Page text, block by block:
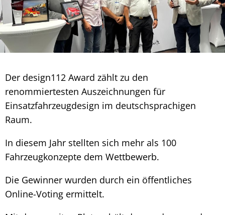
Der design112 Award zählt zu den
renommiertesten Auszeichnungen für
Einsatzfahrzeugdesign im deutschsprachigen
Raum.
In diesem Jahr stellten sich mehr als 100
Fahrzeugkonzepte dem Wettbewerb.
Die Gewinner wurden durch ein öffentliches
Online-Voting ermittelt.